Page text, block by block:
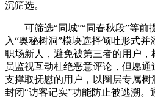
沉筛选。
可筛选“同城”“同春秋段”等前
入“奥秘树洞”模块选择倾吐形式并
职场新人，避免被第三者的用户
员监视互动杜绝恶意评论，但愿
支撑取抚慰的用户，以圈层专属树
封闭“访客记实”功能防止被逃溯。